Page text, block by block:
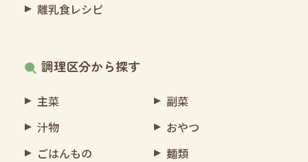
離乳食レシピ
調理区分から探す
主菜
副菜
汁物
おやつ
ごはんもの
麺類